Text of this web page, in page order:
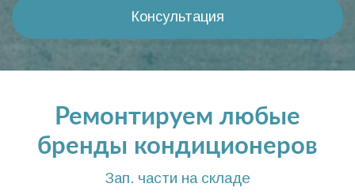
Консультация
Ремонтируем любые
бренды кондиционеров
Зап. части на складе